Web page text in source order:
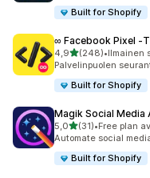
Built for Shopify
∞ Facebook Pixel
4,9/ 5 tähteä
(248)
248 arvostelua
•Ilmainen
Palvelinpuolen
Built for Shopify
Magik Social Media
5,0/ 5 tähteä
(31)
31 arvostelua
•Free plan
Automate social
Built for Shopify